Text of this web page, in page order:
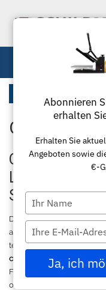
Maschinen
Schneideplotter
Laminierung
Schneidemaschinen
Laserbearbeitung
Materialien
Übersicht
Applikationsfolie
Oracal 631
Zubehör
Plottermesser
Roland
Graphtec
Textil
Poloshirts
Sweatshirt
Paketlösungen
Makerspace - FabLab
Oracal 6510
Oracal 6510
Leuchtfarben
Sichtbarkeit
Die Oracal 6510
aufmerksamkeitsstarke
temporäre
cast
Folie überzeugt sie
Fernwirkung. Ob in der
oder in der
Abonnieren
erhalten
Erhalten Sie
Angeboten sowie
€-
Type
your
name
Type
your
email
Ja, ich